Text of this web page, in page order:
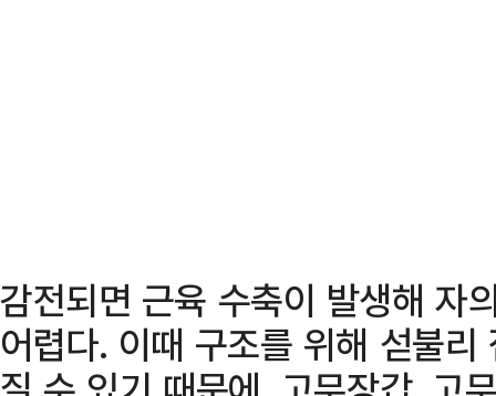
감전되면 근육 수축이 발생해 자
어렵다. 이때 구조를 위해 섣불